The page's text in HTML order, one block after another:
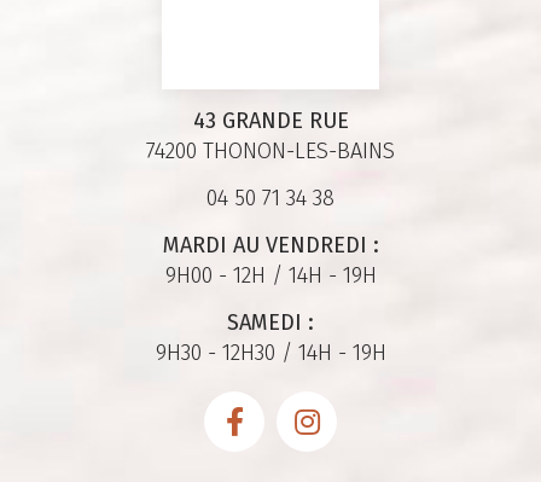
43 GRANDE RUE
74200 THONON-LES-BAINS
04 50 71 34 38
MARDI AU VENDREDI :
9H00 - 12H / 14H - 19H
SAMEDI :
9H30 - 12H30 / 14H - 19H